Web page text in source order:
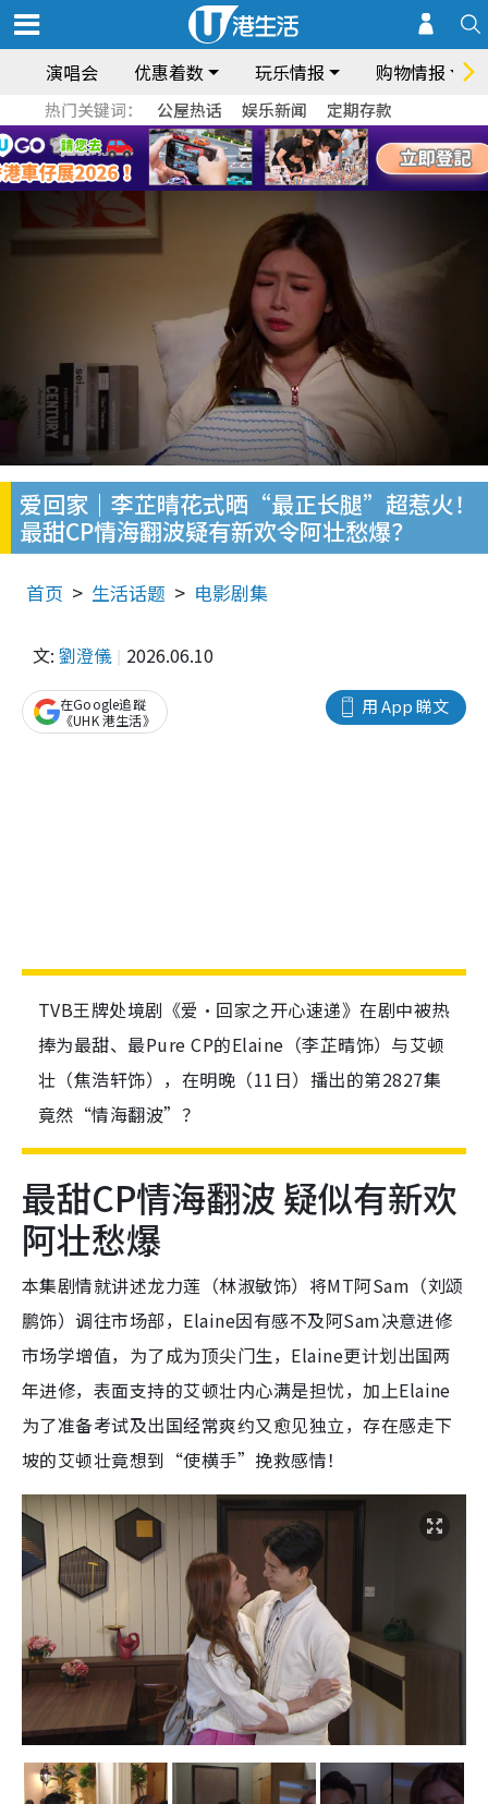
演唱会 优惠着数 玩乐情报 购物情报
热门关键词： 公屋热话 娱乐新闻 定期存款
爱回家｜李芷晴花式晒“最正长腿”超惹火！
最甜CP情海翻波疑有新欢令阿壮愁爆？
首页 生活话题 电影剧集
文: 劉澄儀 2026.06.10
用 App 睇文
在Google追蹤
《UHK 港生活》
TVB王牌处境剧《爱•回家之开心速递》在剧中被热
捧为最甜、最Pure CP的Elaine（李芷晴饰）与艾顿
壮（焦浩轩饰），在明晚（11日）播出的第2827集
竟然“情海翻波”？
最甜CP情海翻波 疑似有新欢
阿壮愁爆
本集剧情就讲述龙力莲（林淑敏饰）将MT阿Sam（刘颂
鹏饰）调往市场部，Elaine因有感不及阿Sam决意进修
市场学增值，为了成为顶尖门生，Elaine更计划出国两
年进修，表面支持的艾顿壮内心满是担忧，加上Elaine
为了准备考试及出国经常爽约又愈见独立，存在感走下
坡的艾顿壮竟想到“使横手”挽救感情！